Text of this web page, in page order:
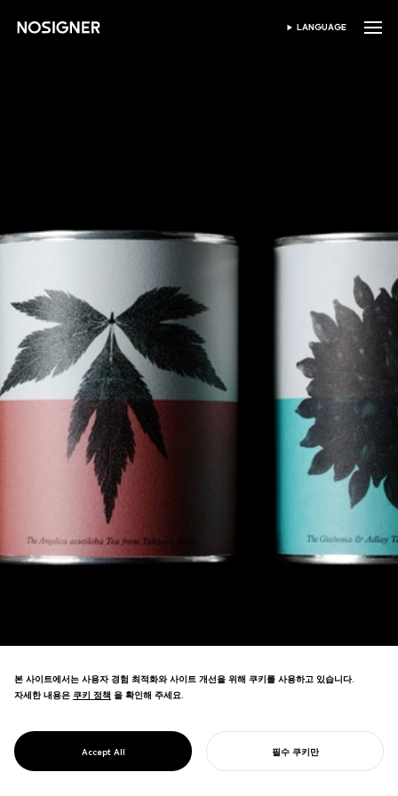
홈 SELECT LANGUAGE
LANGUAGE
PROJECT
{TABEL}
일본의 약용 허브를 허브 문화의 중심에 있는
차 브랜드로 변화시켰습니다.
본 사이트에서는 사용자 경험 최적화와 사이트 개선을 위해 쿠키를 사용하고 있습니다.
자세한 내용은 쿠키 정책
쿠키 정책 을 확인해 주세요.
Accept All 필수 쿠키만